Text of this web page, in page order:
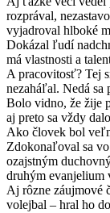
rozprával,
vyjadroval hlboké
Dokázal ľudí
má vlastnosti a
A pracovitosť? Tej
nezaháľal. Nedá sa
Bolo vidno, že žije
aj preto sa vždy
Ako človek bol
Zdokonaľoval sa
ozajstným
druhým evanjelium
Aj rôzne záujmové
volejbal – hral ho